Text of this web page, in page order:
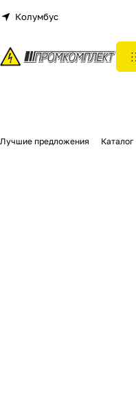
Колумбус
Лучшие предложения Каталог